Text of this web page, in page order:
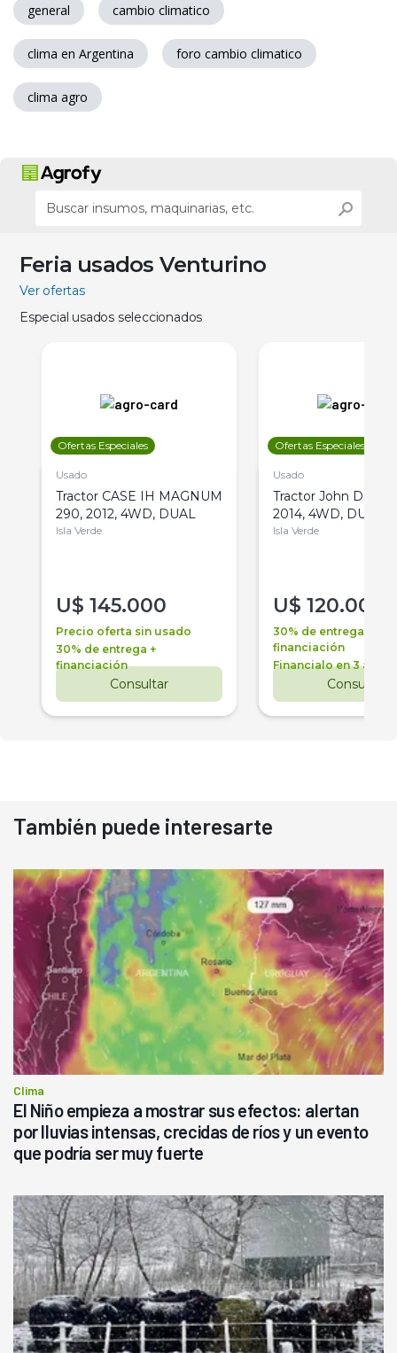
general cambio climatico
clima en Argentina foro cambio climatico
clima agro
Feria usados Venturino
Ver ofertas
Especial usados seleccionados
Ofertas Especiales
Usado
Tractor CASE IH MAGNUM
290, 2012, 4WD, DUAL
Isla Verde
U$ 145.000
Precio oferta sin usado
30% de entrega +
financiación
Consultar
Ofertas Especiales
Usado
Tractor John Deere
2014, 4WD, DUAL
Isla Verde
U$ 120.000
30% de entrega +
financiación
Financialo en 3 años
Consultar
También puede interesarte
Clima
El Niño empieza a mostrar sus efectos: alertan
por lluvias intensas, crecidas de ríos y un evento
que podría ser muy fuerte